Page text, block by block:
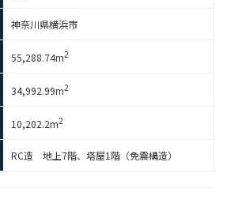
神奈川県横浜市
55,288.74m2
34,992.99m2
10,202.2m2
RC造 地上7階、塔屋1階（免震構造）